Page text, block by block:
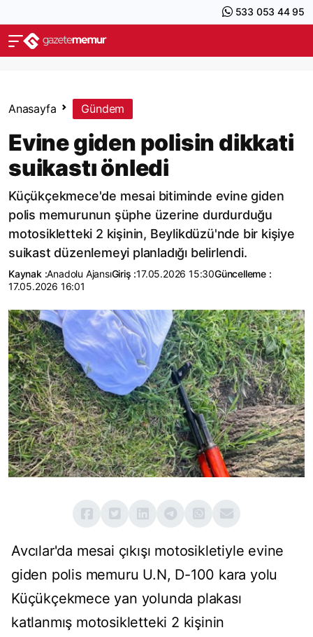
533 053 44 95
Anasayfa Gündem
Evine giden polisin dikkati
suikastı önledi
Küçükçekmece'de mesai bitiminde evine giden
polis memurunun şüphe üzerine durdurduğu
motosikletteki 2 kişinin, Beylikdüzü'nde bir kişiye
suikast düzenlemeyi planladığı belirlendi.
Kaynak :Anadolu AjansıGiriş :17.05.2026 15:30Güncelleme :
17.05.2026 16:01
Avcılar'da mesai çıkışı motosikletiyle evine
giden polis memuru U.N, D-100 kara yolu
Küçükçekmece yan yolunda plakası
katlanmış motosikletteki 2 kişinin